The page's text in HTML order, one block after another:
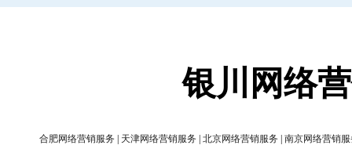
银川网络
合肥网络营销服务 天津网络营销服务 北京网络营销服务 南京网络营销